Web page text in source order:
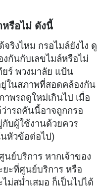
รือไม่ ดังนี้
ริงไหม กรอไมล์ยังไง ดู
งกันกับเลขไมล์หรือไม่
ยร์ พวงมาลัย แป้น
ยู่ในสภาพที่สอดคล้องกัน
าพรถดูใหม่เกินไป เมื่อ
ว่ารถคันนี้อาจถูกกรอ
บผู้ใช้งานด้วยควร
หัวข้อต่อไป)
นย์บริการ หากเจ้าของ
ยะที่ศูนย์บริการ หรือ
ม่สม่ำเสมอ ก็เป็นไปได้